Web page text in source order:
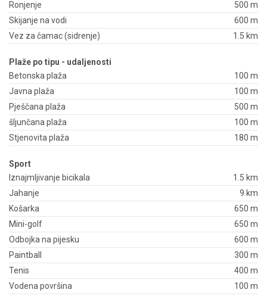
Ronjenje
500 m
Skijanje na vodi
600 m
Vez za čamac (sidrenje)
1.5 km
Plaže po tipu - udaljenosti
Betonska plaža
100 m
Javna plaža
100 m
Pješčana plaža
500 m
šljunčana plaža
100 m
Stjenovita plaža
180 m
Sport
Iznajmljivanje bicikala
1.5 km
Jahanje
9 km
Košarka
650 m
Mini-golf
650 m
Odbojka na pijesku
600 m
Paintball
300 m
Tenis
400 m
Vodena površina
100 m